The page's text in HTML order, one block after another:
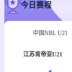
今日赛程
中国NBL U21
江苏肯帝亚U21